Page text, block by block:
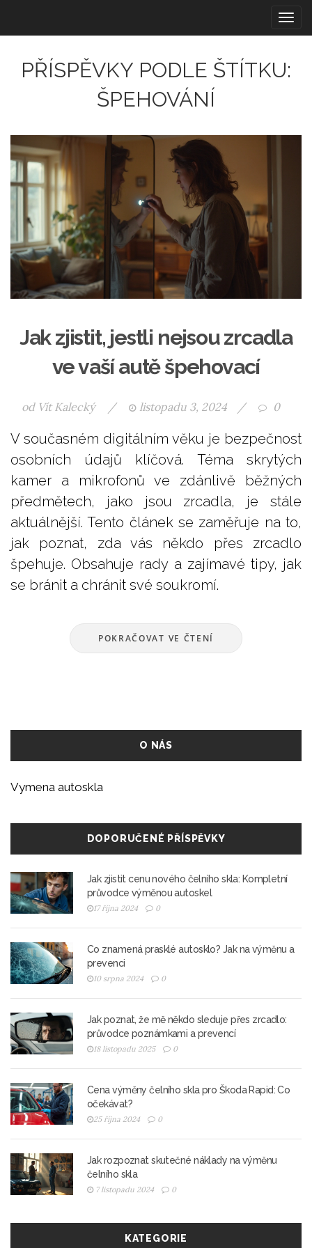
PŘÍSPĚVKY PODLE ŠTÍTKU:
ŠPEHOVÁNÍ
Jak zjistit, jestli nejsou zrcadla
ve vaší autě špehovací
od Vít Kalecký / listopadu 3, 2024 / 0
V současném digitálním věku je bezpečnost
osobních údajů klíčová. Téma skrytých
kamer a mikrofonů ve zdánlivě běžných
předmětech, jako jsou zrcadla, je stále
aktuálnější. Tento článek se zaměřuje na to,
jak poznat, zda vás někdo přes zrcadlo
špehuje. Obsahuje rady a zajímavé tipy, jak
se bránit a chránit své soukromí.
POKRAČOVAT VE ČTENÍ
O NÁS
Vymena autoskla
DOPORUČENÉ PŘÍSPĚVKY
Jak zjistit cenu nového čelního skla: Kompletní
průvodce výměnou autoskel
17 října 2024 0
Co znamená prasklé autosklo? Jak na výměnu a
prevenci
10 srpna 2024 0
Jak poznat, že mě někdo sleduje přes zrcadlo:
průvodce poznámkami a prevencí
18 listopadu 2025 0
Cena výměny čelního skla pro Škoda Rapid: Co
očekávat?
25 října 2024 0
Jak rozpoznat skutečné náklady na výměnu
čelního skla
7 listopadu 2024 0
KATEGORIE